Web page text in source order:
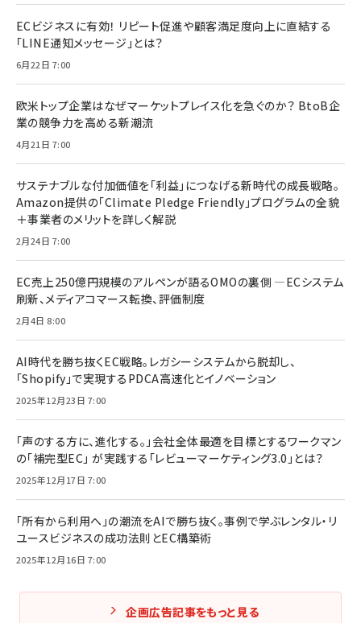
ECビジネスに有効！ リピート促進や顧客満足度向上に直結する
「LINE通知メッセージ」とは？
6月22日 7:00
欧米トップ企業はなぜマーケットプレイス化を急ぐのか？ BtoB企
業の競争力を高める新潮流
4月21日 7:00
サステナブルな付加価値を「利益」につなげる新時代の成長戦略。
Amazon提供の「Climate Pledge Friendly」プログラムの全貌
＋事業者のメリットを詳しく解説
2月24日 7:00
EC売上250億円規模のアルペンが語るOMOの裏側 ―ECシステム
刷新、メディアコマース転換、評価制度
2月4日 8:00
AI時代を勝ち抜くEC戦略。レガシーシステムから脱却し、
「Shopify」で実現するPDCA高速化とイノベーション
2025年12月23日 7:00
「声のする方に、進化する。」会社全体最適を目標とするワークマン
の「補完型EC」 が実践する「レビューマーケティング3.0」とは？
2025年12月17日 7:00
「所有から利用へ」の潮流をAIで勝ち抜く。事例で学ぶレンタル・リ
ユースビジネスの成功法則とEC構築術
2025年12月16日 7:00
企画広告記事をもっと見る